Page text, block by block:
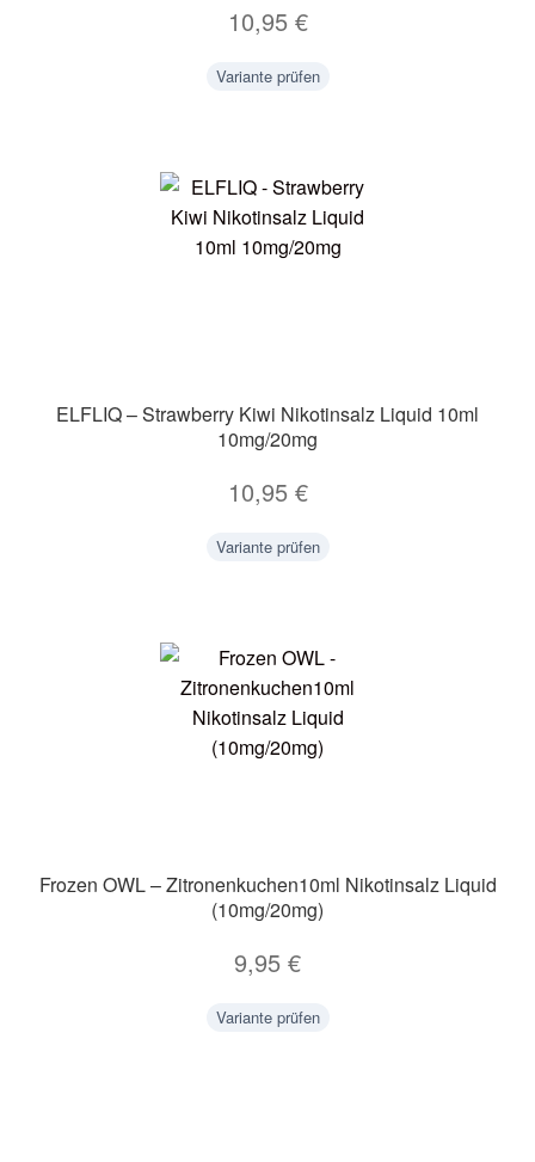
10,95 €
Variante prüfen
ELFLIQ – Strawberry Kiwi Nikotinsalz Liquid 10ml
10mg/20mg
10,95 €
Variante prüfen
Frozen OWL – Zitronenkuchen10ml Nikotinsalz Liquid
(10mg/20mg)
9,95 €
Variante prüfen